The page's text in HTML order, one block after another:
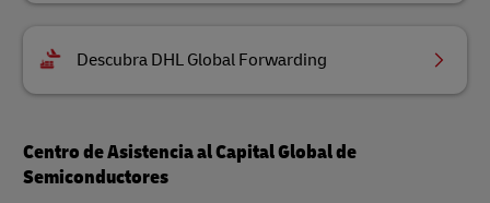
Descubra DHL Global Forwarding
Centro de Asistencia al Capital Global de
Semiconductores